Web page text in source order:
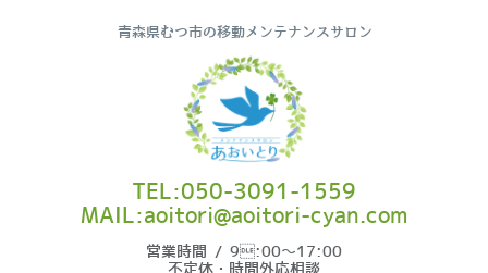
青森県むつ市の移動メンテナンスサロン
TEL:050-3091-1559
MAIL:aoitori@aoitori-cyan.com
営業時間 / 9:00〜17:00